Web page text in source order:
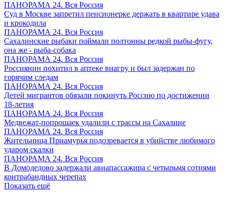
ПАНОРАМА 24. Вся Россия
Суд в Москве запретил пенсионерке держать в квартире удава
и крокодила
ПАНОРАМА 24. Вся Россия
Сахалинские рыбаки поймали полтонны редкой рыбы-фугу,
она же - рыба-собака
ПАНОРАМА 24. Вся Россия
Россиянин похитил в аптеке виагру и был задержан по
горячим следам
ПАНОРАМА 24. Вся Россия
Детей мигрантов обязали покинуть Россию по достижении
18-летия
ПАНОРАМА 24. Вся Россия
Медвежат-попрошаек удалили с трассы на Сахалине
ПАНОРАМА 24. Вся Россия
Жительница Приамурья подозревается в убийстве любимого
ударом скалки
ПАНОРАМА 24. Вся Россия
В Домодедово задержали авиапассажира с четырьмя сотнями
контрабандных черепах
Показать ещё